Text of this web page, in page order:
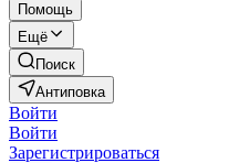
Помощь
Ещё
Поиск
Антиповка
Войти
Войти
Зарегистрироваться